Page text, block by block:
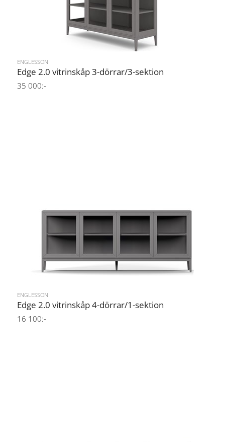
ENGLESSON
Edge 2.0 vitrinskåp 3-dörrar/3-sektion
35 000:-
ENGLESSON
Edge 2.0 vitrinskåp 4-dörrar/1-sektion
16 100:-